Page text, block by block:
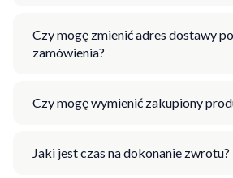
Czy mogę zmienić adres dostawy
zamówienia?
Czy mogę wymienić zakupiony
Jaki jest czas na dokonanie zwrotu?